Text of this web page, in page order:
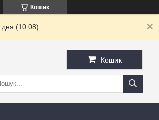
Кошик
(10.08).
Кошик